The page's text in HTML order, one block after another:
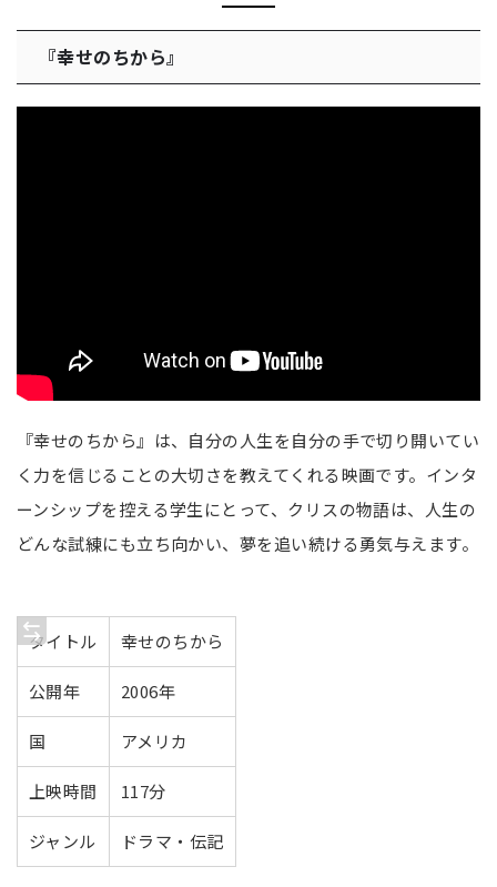
『幸せのちから』
『幸せのちから』は、自分の人生を自分の手で切り開いてい
く力を信じることの大切さを教えてくれる映画です。インタ
ーンシップを控える学生にとって、クリスの物語は、人生の
どんな試練にも立ち向かい、夢を追い続ける勇気与えます。
タイトル 幸せのちから
公開年 2006年
国 アメリカ
上映時間 117分
ジャンル ドラマ・伝記